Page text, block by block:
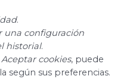
.
una configuración
historial.
Aceptar cookies, puede
según sus preferencias.